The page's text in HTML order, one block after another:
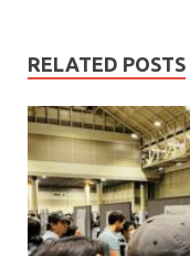
RELATED POSTS